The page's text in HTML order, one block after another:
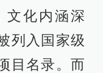
文化内涵深
列入国家级
目名录。而